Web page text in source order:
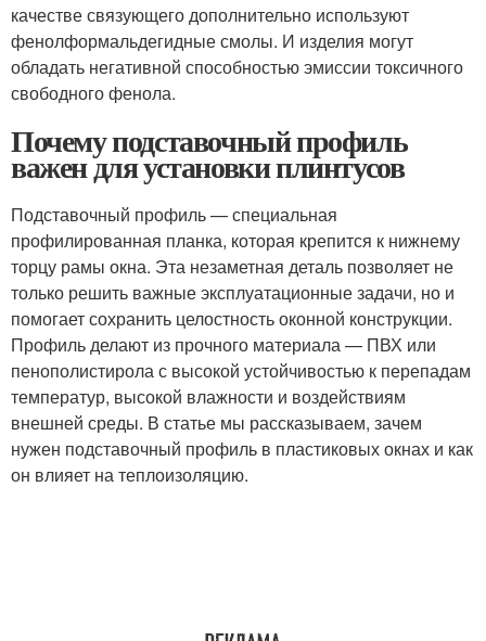
качестве связующего дополнительно используют
фенолформальдегидные смолы. И изделия могут
обладать негативной способностью эмиссии токсичного
свободного фенола.
Почему подставочный профиль
важен для установки плинтусов
Подставочный профиль — специальная
профилированная планка, которая крепится к нижнему
торцу рамы окна. Эта незаметная деталь позволяет не
только решить важные эксплуатационные задачи, но и
помогает сохранить целостность оконной конструкции.
Профиль делают из прочного материала — ПВХ или
пенополистирола с высокой устойчивостью к перепадам
температур, высокой влажности и воздействиям
внешней среды. В статье мы рассказываем, зачем
нужен подставочный профиль в пластиковых окнах и как
он влияет на теплоизоляцию.